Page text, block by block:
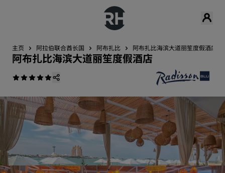
主页 阿拉伯联合酋长国 阿布扎比 阿布扎比海滨大道丽笙度假酒店
阿布扎比海滨大道丽笙度假酒店